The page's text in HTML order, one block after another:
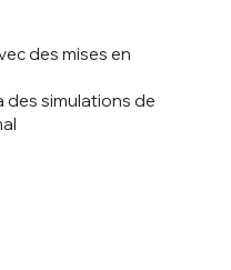
des mises en
des simulations de